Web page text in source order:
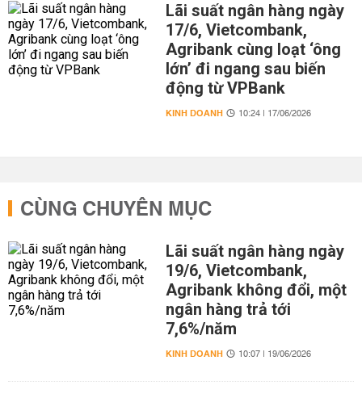
Lãi suất ngân hàng ngày
17/6, Vietcombank,
Agribank cùng loạt ‘ông
lớn’ đi ngang sau biến
động từ VPBank
KINH DOANH 10:24 | 17/06/2026
CÙNG CHUYÊN MỤC
Lãi suất ngân hàng ngày
19/6, Vietcombank,
Agribank không đổi, một
ngân hàng trả tới
7,6%/năm
KINH DOANH 10:07 | 19/06/2026